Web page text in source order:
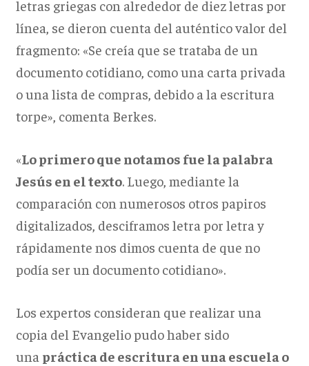
letras griegas con alrededor de diez letras por
línea, se dieron cuenta del auténtico valor del
fragmento: «Se creía que se trataba de un
documento cotidiano, como una carta privada
o una lista de compras, debido a la escritura
torpe», comenta Berkes.
«Lo primero que notamos fue la palabra
Jesús en el texto. Luego, mediante la
comparación con numerosos otros papiros
digitalizados, desciframos letra por letra y
rápidamente nos dimos cuenta de que no
podía ser un documento cotidiano».
Los expertos consideran que realizar una
copia del Evangelio pudo haber sido
una práctica de escritura en una escuela o